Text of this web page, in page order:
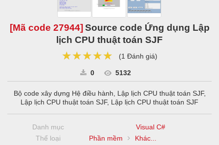
[Mã code 27944] Source code Ứng dụng Lập
lịch CPU thuật toán SJF
★★★★★
★★★★★
★★★★★ (1 Đánh giá)
0 5132
Bộ code xây dựng Hệ điều hành, Lập lịch CPU thuật toán SJF,
Lập lịch CPU thuật toán SJF, Lập lịch CPU thuật toán SJF
Danh mục
Visual C#
Thể loại
Phần mềm
Khác...